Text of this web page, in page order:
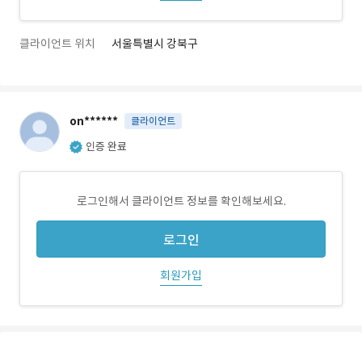
클라이언트 위치 서울특별시 강북구
on****** 클라이언트
인증 완료
로그인해서 클라이언트 정보를 확인해보세요.
로그인
회원가입